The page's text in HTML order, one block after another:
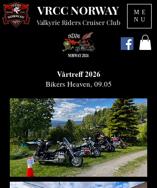
VRCC NORWAY
Valkyrie Riders Cruiser Club
ME
NU
Vårtreff 2026
Bikers Heaven, 09.05